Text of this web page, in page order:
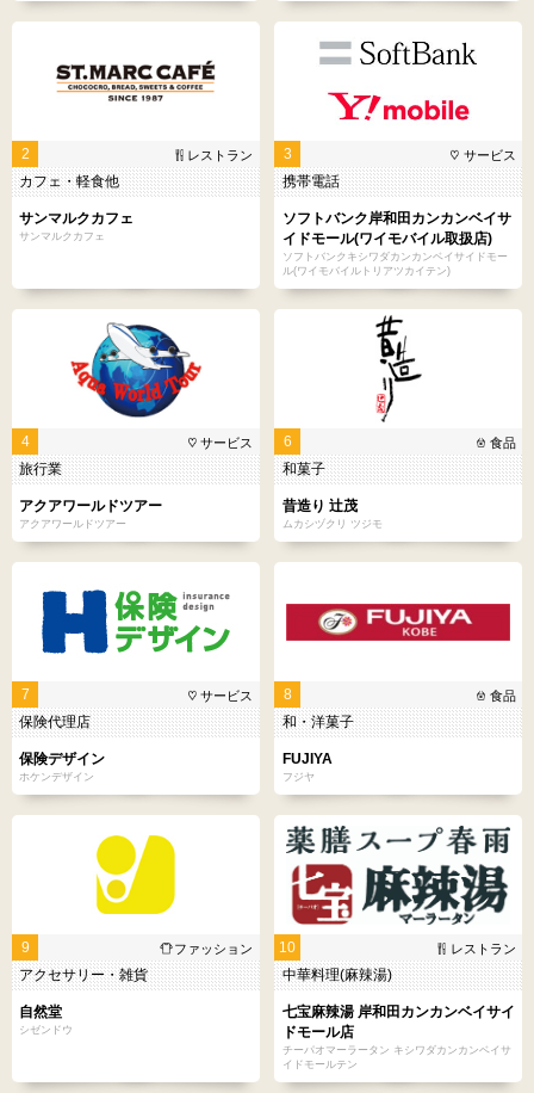
2 レストラン
カフェ・軽食他
サンマルクカフェ
サンマルクカフェ
3 サービス
携帯電話
ソフトバンク岸和田カンカンベイサ
イドモール(ワイモバイル取扱店)
ソフトバンクキシワダカンカンベイサイドモー
ル(ワイモバイルトリアツカイテン)
4 サービス
旅行業
アクアワールドツアー
アクアワールドツアー
6 食品
和菓子
昔造り 辻茂
ムカシヅクリ ツジモ
7 サービス
保険代理店
保険デザイン
ホケンデザイン
8 食品
和・洋菓子
FUJIYA
フジヤ
9 ファッション
アクセサリー・雑貨
自然堂
シゼンドウ
10 レストラン
中華料理(麻辣湯)
七宝麻辣湯 岸和田カンカンベイサイ
ドモール店
チーパオマーラータン キシワダカンカンベイサ
イドモールテン